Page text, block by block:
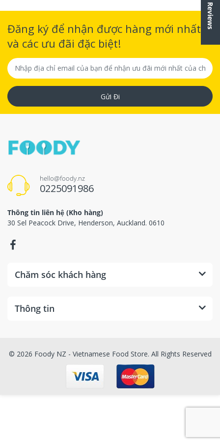
Đăng ký để nhận được hàng mới nhất
và các ưu đãi đặc biệt!
Gửi Đi
hello@foody.nz
0225091986
Thông tin liên hệ (Kho hàng)
30 Sel Peacock Drive, Henderson, Auckland. 0610
Chăm sóc khách hàng
Thông tin
© 2026 Foody NZ - Vietnamese Food Store. All Rights Reserved
★ Reviews